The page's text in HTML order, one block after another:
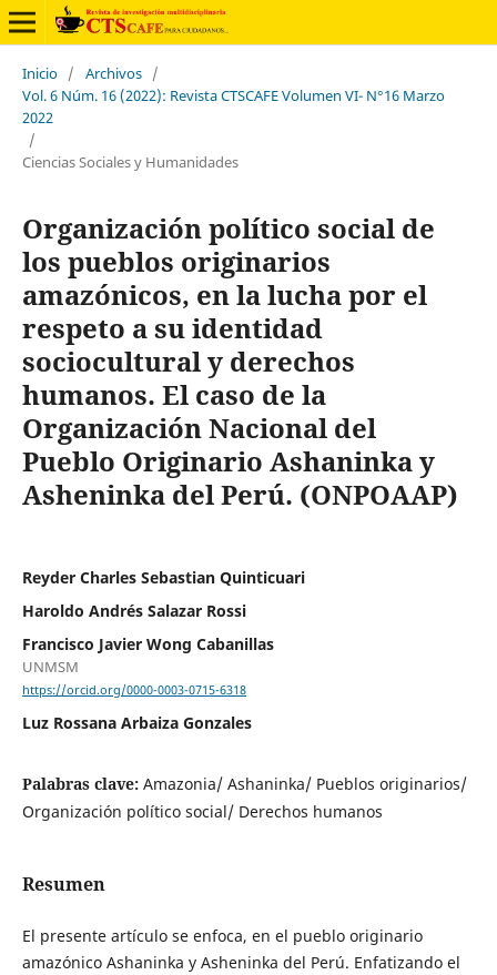
Inicio / Archivos /
Vol. 6 Núm. 16 (2022): Revista CTSCAFE Volumen VI- N°16 Marzo
2022
/
Ciencias Sociales y Humanidades
Organización político social de
los pueblos originarios
amazónicos, en la lucha por el
respeto a su identidad
sociocultural y derechos
humanos. El caso de la
Organización Nacional del
Pueblo Originario Ashaninka y
Asheninka del Perú. (ONPOAAP)
Reyder Charles Sebastian Quinticuari
Haroldo Andrés Salazar Rossi
Francisco Javier Wong Cabanillas
UNMSM
https://orcid.org/0000-0003-0715-6318
Luz Rossana Arbaiza Gonzales
Palabras clave: Amazonia/ Ashaninka/ Pueblos originarios/
Organización político social/ Derechos humanos
Resumen
El presente artículo se enfoca, en el pueblo originario
amazónico Ashaninka y Asheninka del Perú. Enfatizando el